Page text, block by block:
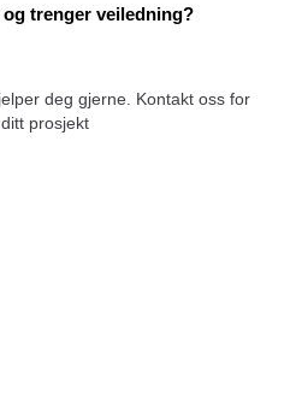
og trenger veiledning?
deg gjerne. Kontakt oss for
prosjekt